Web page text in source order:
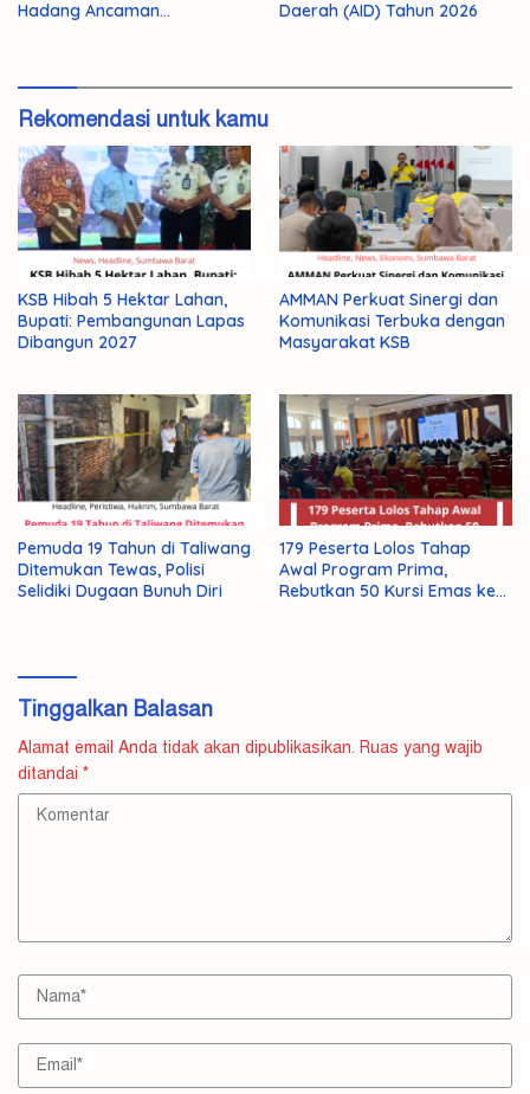
Hadang Ancaman
Daerah (AID) Tahun 2026
Rekomendasi untuk kamu
KSB Hibah 5 Hektar Lahan,
Bupati: Pembangunan Lapas
Dibangun 2027
AMMAN Perkuat Sinergi dan
Komunikasi Terbuka dengan
Masyarakat KSB
Pemuda 19 Tahun di Taliwang
Ditemukan Tewas, Polisi
Selidiki Dugaan Bunuh Diri
179 Peserta Lolos Tahap
Awal Program Prima,
Rebutkan 50 Kursi Emas ke
Tinggalkan Balasan
Alamat email Anda tidak akan dipublikasikan. Ruas yang wajib
ditandai *